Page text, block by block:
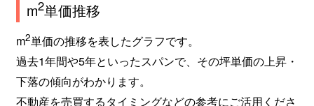
m2単価推移
m2単価の推移を表したグラフです。
過去1年間や5年といったスパンで、その坪単価の上昇・
下落の傾向がわかります。
不動産を売買するタイミングなどの参考にご活用くださ